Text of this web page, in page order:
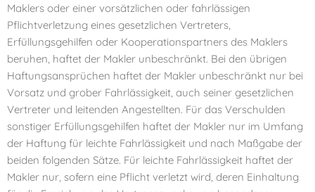
Maklers oder einer vorsätzlichen oder fahrlässigen
Pflichtverletzung eines gesetzlichen Vertreters,
Erfüllungsgehilfen oder Kooperationspartners des Maklers
beruhen, haftet der Makler unbeschränkt. Bei den übrigen
Haftungsansprüchen haftet der Makler unbeschränkt nur bei
Vorsatz und grober Fahrlässigkeit, auch seiner gesetzlichen
Vertreter und leitenden Angestellten. Für das Verschulden
sonstiger Erfüllungsgehilfen haftet der Makler nur im Umfang
der Haftung für leichte Fahrlässigkeit und nach Maßgabe der
beiden folgenden Sätze. Für leichte Fahrlässigkeit haftet der
Makler nur, sofern eine Pflicht verletzt wird, deren Einhaltung